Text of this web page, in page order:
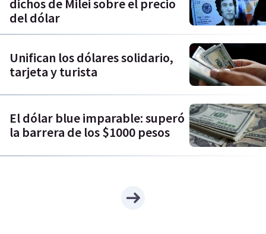
dichos de Milei sobre el precio
del dólar
Unifican los dólares solidario,
tarjeta y turista
El dólar blue imparable: superó
la barrera de los $1000 pesos